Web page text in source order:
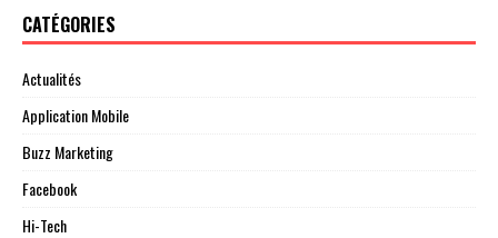
CATÉGORIES
Actualités
Application Mobile
Buzz Marketing
Facebook
Hi-Tech